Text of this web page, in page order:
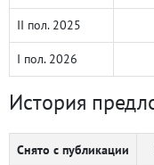
II пол. 2025
I пол. 2026
История
Снято с публикации